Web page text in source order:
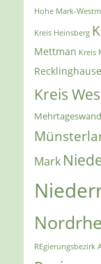
Hohe Mark-
Kreis Heinsberg
Mettman Kreis
Kreis
Mark
REgierungsbezirk